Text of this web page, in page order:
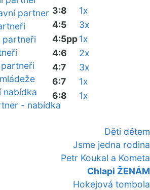
partner
partneři
nabídka
- nabídka
Děti dětem
Jsme jedna rodina
Petr Koukal a Kometa
Chlapi ŽENÁM
Hokejová tombola
3:8
1x
4:5
3x
4:5pp1x
4:6
2x
4:7
3x
6:7
1x
6:8
1x